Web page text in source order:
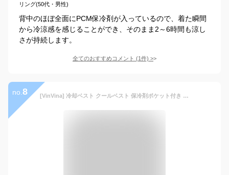
リング(50代・男性)
背中のほぼ全面にPCM保冷剤が入っているので、着た瞬間
から冷涼感を感じることができ、そのまま2～6時間も涼し
さが持続します。
全てのおすすめコメント (1件) >
no. 8 [VinVina] 冷却ベスト クールベスト 保冷剤ポケット付き 背中ひんやり 水冷・気化熱冷却 冷感 夏用作業着 熱中症対策 暑さ対策 軽量 エコ 涼しいグッズ 保冷服 屋外 現場仕事 農作業 工場 厨房 自転車 スポーツ 通学 通勤 冷却剤別売り (Free Size, グレー)